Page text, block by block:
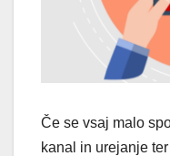
Če se vsaj malo
kanal in urejanje